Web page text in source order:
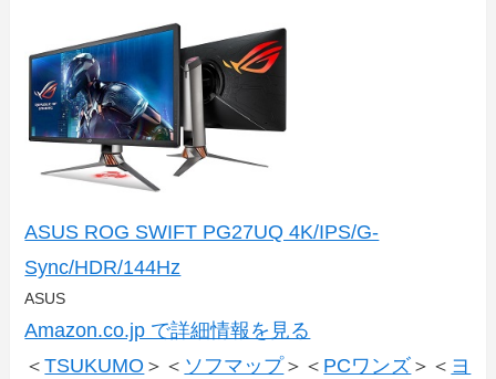
ASUS ROG SWIFT PG27UQ 4K/IPS/G-
Sync/HDR/144Hz
ASUS
Amazon.co.jp で詳細情報を見る
＜TSUKUMO ＞＜ ソフマップ＞＜ PCワンズ ＞＜ ヨ